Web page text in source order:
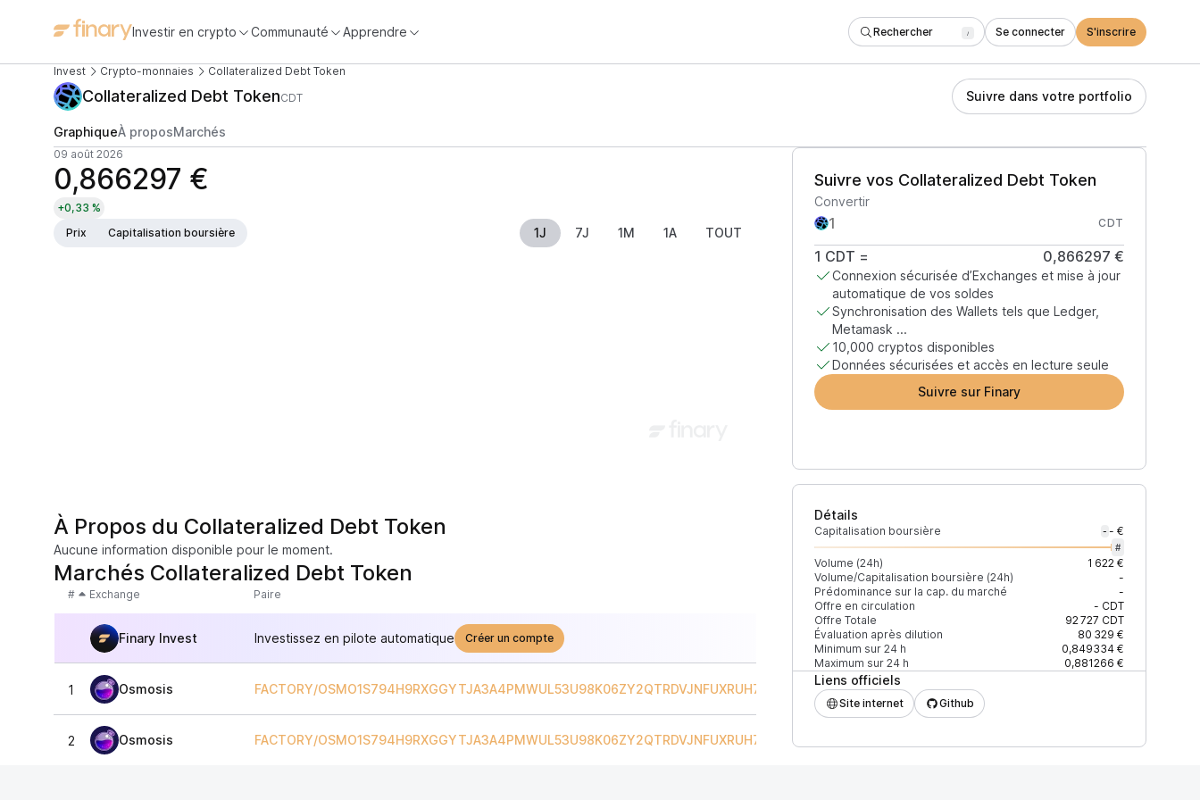
Investir en crypto Communauté Apprendre Rechercher / Se connecter S'inscrire
Invest Crypto-monnaies Collateralized Debt Token
Collateralized Debt TokenCDT Suivre dans votre portfolio
GraphiqueÀ proposMarchés
09 août 2026
0,866297 €
+0,33 %
Prix
Capitalisation boursière 1J 7J 1M 1A TOUT
Suivre vos Collateralized Debt Token
Convertir
CDT
1 CDT = 0,866297 €
Connexion sécurisée d’Exchanges et mise à jour
automatique de vos soldes
Synchronisation des Wallets tels que Ledger,
Metamask ...
10,000 cryptos disponibles
Données sécurisées et accès en lecture seule
Suivre sur Finary
Détails
Capitalisation boursière - - €
#
Volume (24h)
1 622 €
Volume/Capitalisation boursière (24h)
-
Prédominance sur la cap. du marché
-
Offre en circulation
- CDT
Offre Totale
92 727 CDT
Évaluation après dilution
80 329 €
Minimum sur 24 h
0,849334 €
Maximum sur 24 h
0,881266 €
Liens officiels
Site internet Github
À Propos du Collateralized Debt Token
Aucune information disponible pour le moment.
Marchés Collateralized Debt Token
# Exchange Paire
Finary Invest Investissez en pilote automatique Créer un compte
1 Osmosis FACTORY/OSMO1S794H9RXGGYTJA3A4PMWUL53U98K06ZY2QTRDVJNFUXRUH7S8YJS6CYXGD/UCDT/IBC/
2 Osmosis FACTORY/OSMO1S794H9RXGGYTJA3A4PMWUL53U98K06ZY2QTRDVJNFUXRUH7S8YJS6CYXGD/UCDT